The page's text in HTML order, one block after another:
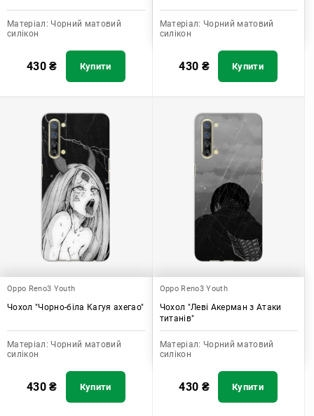
Матеріал: Чорний матовий
силікон
430₴ Купити
Матеріал: Чорний матовий
силікон
430 ₴ Купити
Oppo Reno3 Youth
Чохол "Чорно-біла Кагуя ахегао"
Матеріал: Чорний матовий
силікон
430₴ Купити
Oppo Reno3 Youth
Чохол "Леві Акерман з Атаки
титанів"
Матеріал: Чорний матовий
силікон
430 ₴ Купити